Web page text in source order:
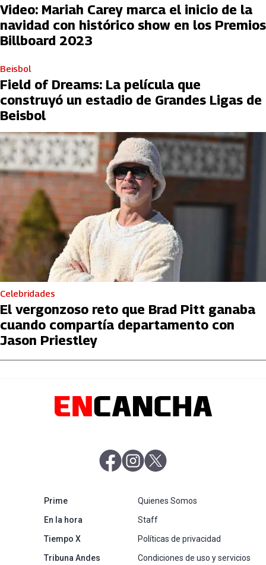
Video: Mariah Carey marca el inicio de la
navidad con histórico show en los Premios
Billboard 2023
Beisbol
Field of Dreams: La película que
construyó un estadio de Grandes Ligas de
Beisbol
Celebridades
El vergonzoso reto que Brad Pitt ganaba
cuando compartía departamento con
Jason Priestley
abre en nueva pestaña
abre en nueva pestaña
Primeabre en nueva pestaña
En la horaabre en nueva pestaña
Tiempo Xabre en nueva pestaña
Tribuna Andesabre en nueva pestaña
Quienes Somos
Staff
Políticas de privacidad
Condiciones de uso y servicios